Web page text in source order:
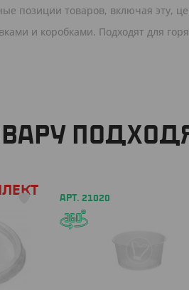
позиции товаров, включая эту,
и коробками. Подходят для
АРТ. 21020